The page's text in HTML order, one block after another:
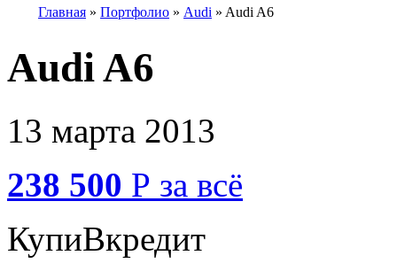
Главная » Портфолио » Audi » Audi A6
Audi A6
13 марта 2013
238 500 Р за всё
КупиВкредит